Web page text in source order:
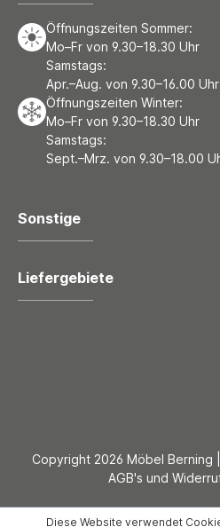
Öffnungszeiten Sommer:
Mo–Fr von 9.30–18.30 Uhr
Samstags:
Apr.–Aug. von 9.30–16.00 Uhr
Öffnungszeiten Winter:
Mo–Fr von 9.30–18.30 Uhr
Samstags:
Sept.–Mrz. von 9.30–18.00
Sonstige
Liefergebiete
Copyright 2026 Möbel Berning |
AGB's und
Diese Website verwendet